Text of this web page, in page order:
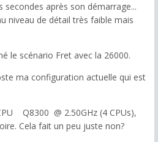
après son démarrage...
niveau de détail très faible mais
le scénario Fret avec la 26000.
ma configuration actuelle qui est
Q8300 @ 2.50GHz (4 CPUs),
Cela fait un peu juste non?